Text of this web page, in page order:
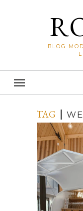
BLOG
TAG